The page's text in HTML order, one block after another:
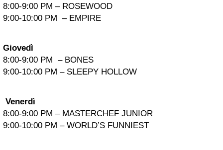
8:00-9:00 PM – ROSEWOOD
9:00-10:00 PM – EMPIRE
Giovedì
8:00-9:00 PM – BONES
9:00-10:00 PM – SLEEPY HOLLOW
Venerdì
8:00-9:00 PM – MASTERCHEF JUNIOR
9:00-10:00 PM – WORLD’S FUNNIEST